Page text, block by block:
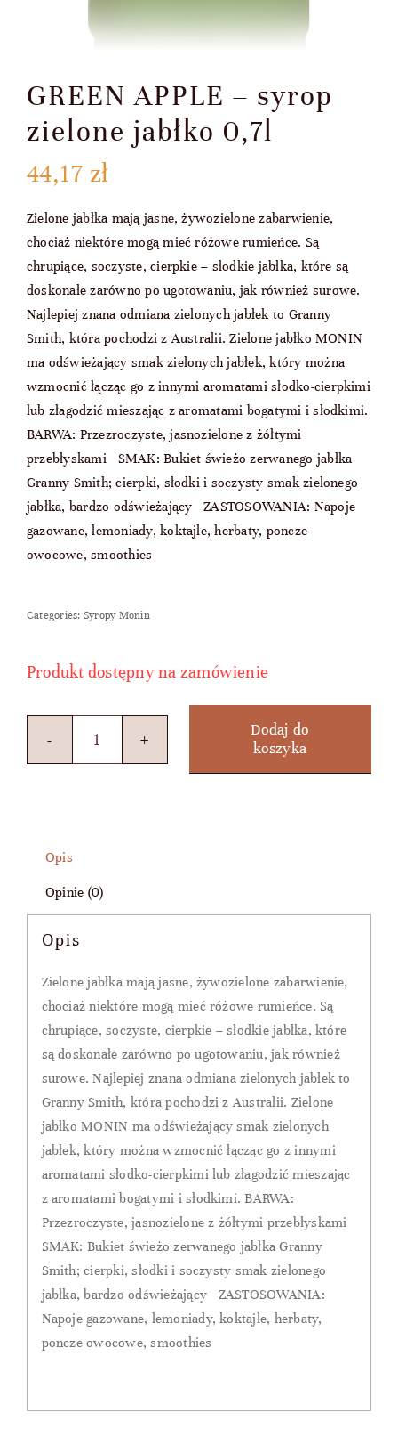
GREEN APPLE – syrop
zielone jabłko 0,7l
44,17 zł
Zielone jabłka mają jasne, żywozielone zabarwienie,
chociaż niektóre mogą mieć różowe rumieńce. Są
chrupiące, soczyste, cierpkie – słodkie jabłka, które są
doskonałe zarówno po ugotowaniu, jak również surowe.
Najlepiej znana odmiana zielonych jabłek to Granny
Smith, która pochodzi z Australii. Zielone jabłko MONIN
ma odświeżający smak zielonych jabłek, który można
wzmocnić łącząc go z innymi aromatami słodko-cierpkimi
lub złagodzić mieszając z aromatami bogatymi i słodkimi.
BARWA: Przezroczyste, jasnozielone z żółtymi
przebłyskami SMAK: Bukiet świeżo zerwanego jabłka
Granny Smith; cierpki, słodki i soczysty smak zielonego
jabłka, bardzo odświeżający ZASTOSOWANIA: Napoje
gazowane, lemoniady, koktajle, herbaty, poncze
owocowe, smoothies
Categories: Syropy Monin
Produkt dostępny na zamówienie
zielone
Dodaj do
koszyka
Opis
Opinie (0)
Opis
Zielone jabłka mają jasne, żywozielone zabarwienie,
chociaż niektóre mogą mieć różowe rumieńce. Są
chrupiące, soczyste, cierpkie – słodkie jabłka, które
są doskonałe zarówno po ugotowaniu, jak również
surowe. Najlepiej znana odmiana zielonych jabłek to
Granny Smith, która pochodzi z Australii. Zielone
jabłko MONIN ma odświeżający smak zielonych
jabłek, który można wzmocnić łącząc go z innymi
aromatami słodko-cierpkimi lub złagodzić mieszając
z aromatami bogatymi i słodkimi. BARWA:
Przezroczyste, jasnozielone z żółtymi przebłyskami
SMAK: Bukiet świeżo zerwanego jabłka Granny
Smith; cierpki, słodki i soczysty smak zielonego
jabłka, bardzo odświeżający ZASTOSOWANIA:
Napoje gazowane, lemoniady, koktajle, herbaty,
poncze owocowe, smoothies